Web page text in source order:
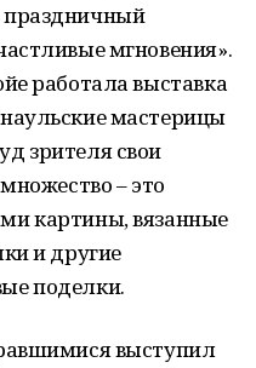
праздничный
мгновения».
работала выставка
мастерицы
зрителя свои
– это
картины, вязанные
и другие
поделки.
выступил